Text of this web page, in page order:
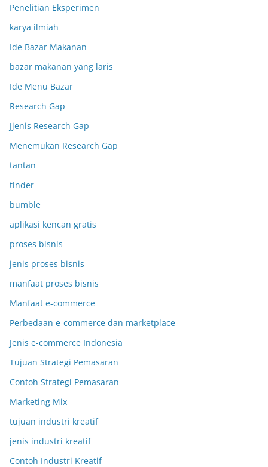
Penelitian Eksperimen
karya ilmiah
Ide Bazar Makanan
bazar makanan yang laris
Ide Menu Bazar
Research Gap
Jjenis Research Gap
Menemukan Research Gap
tantan
tinder
bumble
aplikasi kencan gratis
proses bisnis
jenis proses bisnis
manfaat proses bisnis
Manfaat e-commerce
Perbedaan e-commerce dan marketplace
Jenis e-commerce Indonesia
Tujuan Strategi Pemasaran
Contoh Strategi Pemasaran
Marketing Mix
tujuan industri kreatif
jenis industri kreatif
Contoh Industri Kreatif